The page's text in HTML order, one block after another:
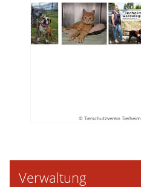
© Tierschutzverein
Verwaltung